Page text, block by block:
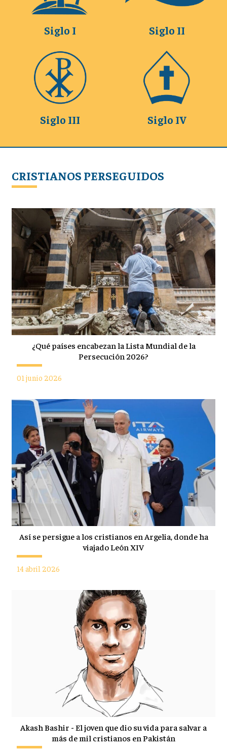
Siglo I Siglo II
Siglo III Siglo IV
CRISTIANOS PERSEGUIDOS
¿Qué países encabezan la Lista Mundial de la
Persecución 2026?
01 junio 2026
Así se persigue a los cristianos en Argelia, donde ha
viajado León XIV
14 abril 2026
Akash Bashir - El joven que dio su vida para salvar a
más de mil cristianos en Pakistán